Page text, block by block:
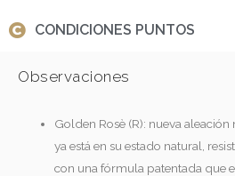
CONDICIONES PUNTOS
Observaciones
Golden Rosè (R): nueva
ya está en su estado natural,
con una fórmula patentada que